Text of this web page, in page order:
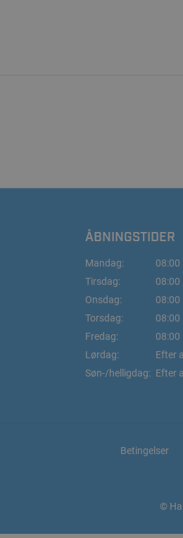
ÅBNINGSTIDER
Mandag:
08:00
Tirsdag:
08:00
Onsdag:
08:00
Torsdag:
08:00
Fredag:
08:00
Lørdag:
Efter
Søn-/helligdag: Efter
Betingelser
©